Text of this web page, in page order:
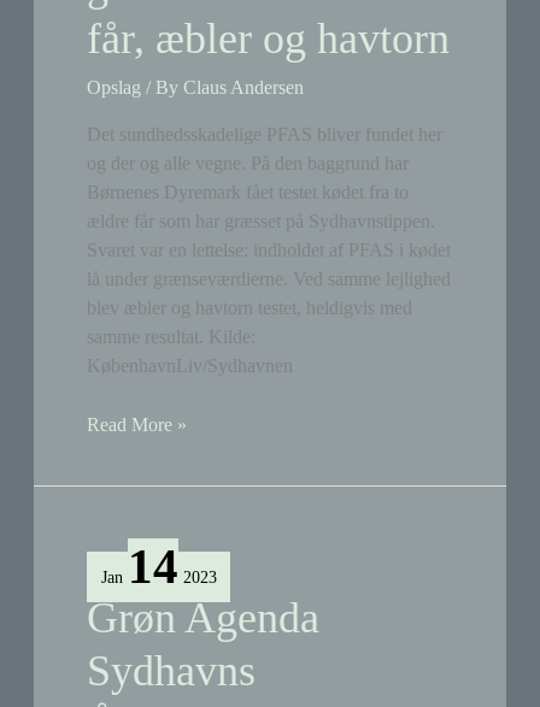
Tippen
får, æbler og havtorn
Opslag / ByClaus Andersen
Det sundhedsskadelige PFAS bliver fundet her
og der og alle vegne. På den baggrund har
Børnenes Dyremark fået testet kødet fra to
ældre får som har græsset på Sydhavnstippen.
Svaret var en lettelse: indholdet af PFAS i kødet
lå under grænseværdierne. Ved samme lejlighed
blev æbler og havtorn testet, heldigvis med
samme resultat. Kilde:
KøbenhavnLiv/Sydhavnen
PFAS
under
får,
æbler
og
havtorn
Read More »
Jan 14 2023
Grøn Agenda
Sydhavns